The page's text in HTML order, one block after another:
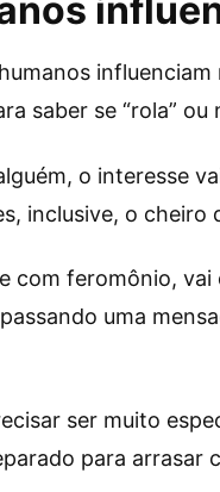
saber se “rola” ou
o interesse
inclusive, o cheiro
com feromônio,
uma
ser muito
para arrasar